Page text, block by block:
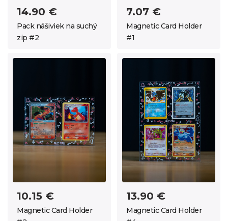
14.90 €
Pack nášiviek na suchý
zip #2
7.07 €
Magnetic Card Holder
#1
10.15 €
Magnetic Card Holder
13.90 €
Magnetic Card Holder